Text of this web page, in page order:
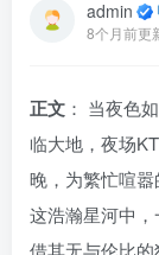
admin
8个月前更
正文 ： 当夜色
临大地，夜场
晚，为繁忙喧
这浩瀚星河中
借其无与伦比